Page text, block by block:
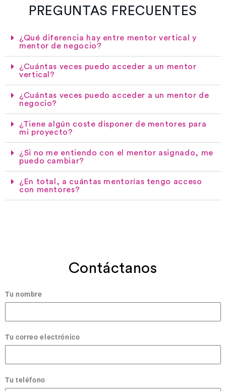
PREGUNTAS FRECUENTES
¿Qué diferencia hay entre mentor vertical y
mentor de negocio?
¿Cuántas veces puedo acceder a un mentor
vertical?
¿Cuántas veces puedo acceder a un mentor de
negocio?
¿Tiene algún coste disponer de mentores para
mi proyecto?
¿Si no me entiendo con el mentor asignado, me
puedo cambiar?
¿En total, a cuántas mentorías tengo acceso
con mentores?
Contáctanos
Tu nombre
Tu correo electrónico
Tu teléfono